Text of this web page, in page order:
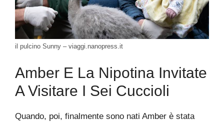
il pulcino Sunny – viaggi.nanopress.it
Amber E La Nipotina Invitate
A Visitare I Sei Cuccioli
Quando, poi, finalmente sono nati Amber è stata